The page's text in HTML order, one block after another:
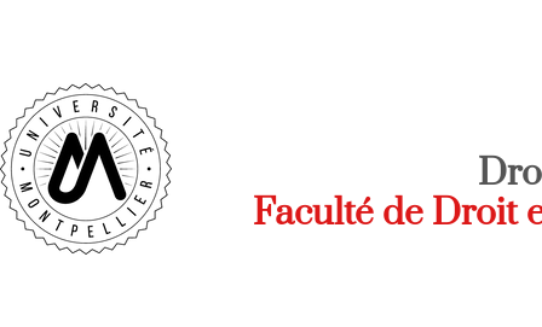
Faculté de Droit